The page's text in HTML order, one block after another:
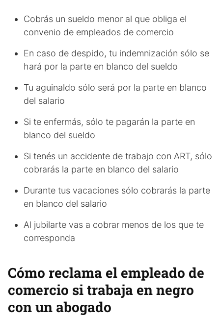
Cobrás un sueldo menor al que obliga el
convenio de empleados de comercio
En caso de despido, tu indemnización sólo se
hará por la parte en blanco del sueldo
Tu aguinaldo sólo será por la parte en blanco
del salario
Si te enfermás, sólo te pagarán la parte en
blanco del sueldo
Si tenés un accidente de trabajo con ART, sólo
cobrarás la parte en blanco del salario
Durante tus vacaciones sólo cobrarás la parte
en blanco del salario
Al jubilarte vas a cobrar menos de los que te
corresponda
Cómo reclama el empleado de
comercio si trabaja en negro
con un abogado